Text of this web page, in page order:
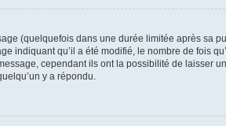
(quelquefois dans une durée limitée après sa
indiquant qu’il a été modifié, le nombre de fois
cependant ils ont la possibilité de laisser
y a répondu.